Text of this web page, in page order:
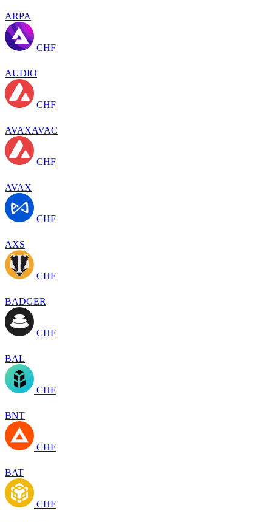
ARPA
CHF
AUDIO
CHF
AVAXAVAC
CHF
AVAX
CHF
AXS
CHF
BADGER
CHF
BAL
CHF
BNT
CHF
BAT
CHF